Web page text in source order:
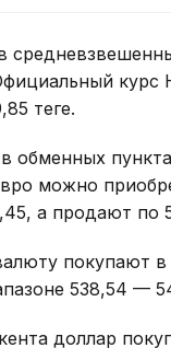
теңге.
обменных
можно
а продают по
покупают
538,54 —
доллар